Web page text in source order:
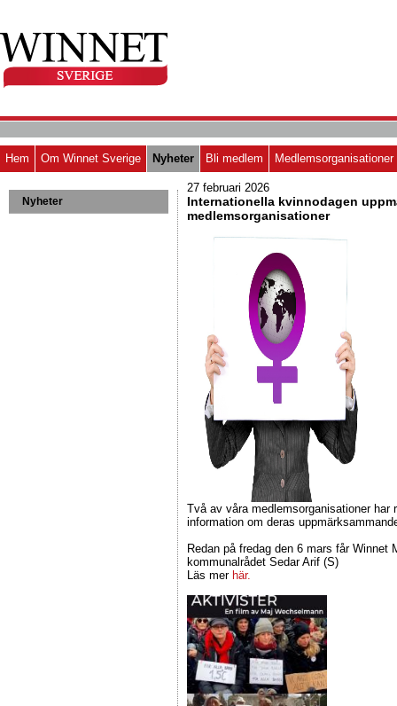
Hem Om Winnet Sverige Nyheter Bli medlem Medlemsorganisationer
Nyheter
27 februari 2026
Internationella kvinnodagen
medlemsorganisationer
Två av våra medlemsorganisationer har
information om deras
Redan på fredag den 6 mars får Winnet
kommunalrådet Sedar Arif (S)
Läs mer här.